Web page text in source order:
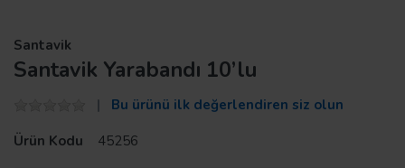
Santavik
Santavik Yarabandı 10’lu
Bu ürünü ilk değerlendiren siz olun
Ürün Kodu
45256